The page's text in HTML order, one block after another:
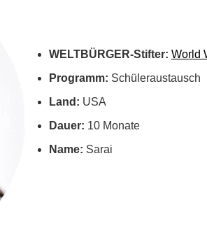
WELTBÜRGER-Stifter: World
Programm: Schüleraustausch
Land: USA
Dauer: 10 Monate
Name: Sarai